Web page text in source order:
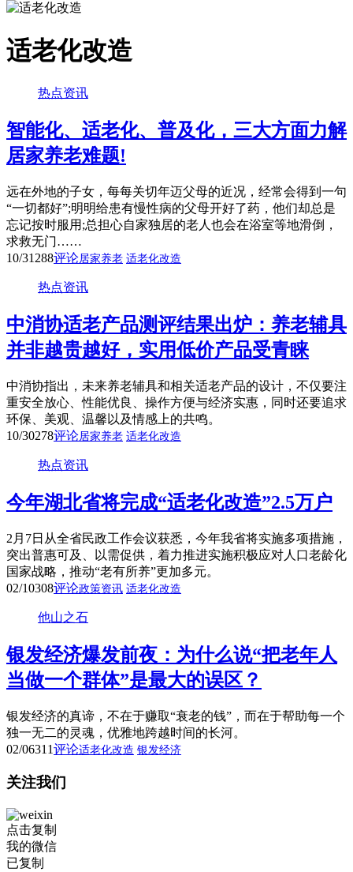
适老化改造
热点资讯
智能化、适老化、普及化，三大方面力解
居家养老难题!
远在外地的子女，每每关切年迈父母的近况，经常会得到一句
“一切都好”;明明给患有慢性病的父母开好了药，他们却总是
忘记按时服用;总担心自家独居的老人也会在浴室等地滑倒，
求救无门……
10/31 288评论居家养老 适老化改造
热点资讯
中消协适老产品测评结果出炉：养老辅具
并非越贵越好，实用低价产品受青睐
中消协指出，未来养老辅具和相关适老产品的设计，不仅要注
重安全放心、性能优良、操作方便与经济实惠，同时还要追求
环保、美观、温馨以及情感上的共鸣。
10/30278评论居家养老 适老化改造
热点资讯
今年湖北省将完成“适老化改造”2.5万户
2月7日从全省民政工作会议获悉，今年我省将实施多项措施，
突出普惠可及、以需促供，着力推进实施积极应对人口老龄化
国家战略，推动“老有所养”更加多元。
02/10308评论政策资讯 适老化改造
他山之石
银发经济爆发前夜：为什么说“把老年人
当做一个群体”是最大的误区？
银发经济的真谛，不在于赚取“衰老的钱”，而在于帮助每一个
独一无二的灵魂，优雅地跨越时间的长河。
02/06311评论适老化改造 银发经济
关注我们
点击复制
我的微信
已复制